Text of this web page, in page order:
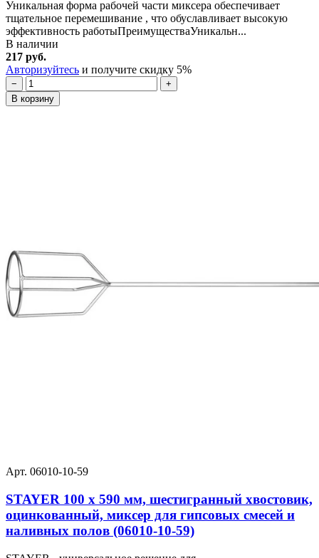
Уникальная форма рабочей части миксера обеспечивает
тщательное перемешивание , что обуславливает высокую
эффективность работыПреимуществаУникальн...
В наличии
217 руб.
Авторизуйтесь и получите скидку 5%
−
+
В корзину
Арт. 06010-10-59
STAYER 100 х 590 мм, шестигранный хвостовик,
оцинкованный, миксер для гипсовых смесей и
наливных полов (06010-10-59)